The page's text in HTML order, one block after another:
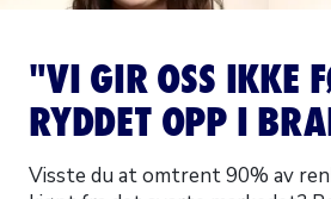
"VI GIR OSS IKKE
RYDDET OPP I
Visste du at omtrent 90% av